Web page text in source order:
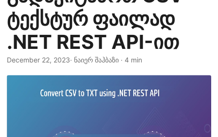
a
t
o
n
ტექსტურ ფაილად
.NET REST API-ით
December 22, 2023· ნაიერ შაჰბაზი · 4 min